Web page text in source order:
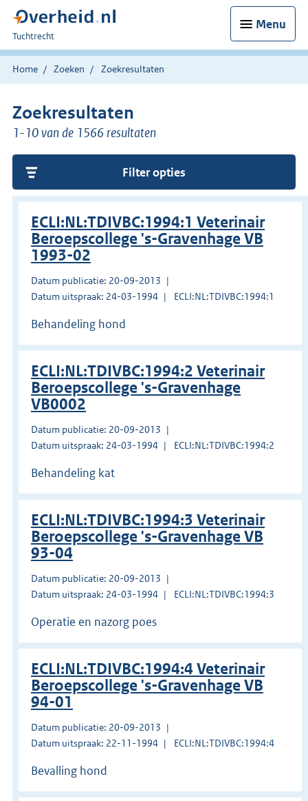
Menu
U
bent
hier:
Tuchtrecht
Home Zoeken Zoekresultaten
Zoekresultaten
1-10 van de 1566 resultaten
Filter opties
ECLI:NL:TDIVBC:1994:1 Veterinair
Beroepscollege 's-Gravenhage VB
1993-02
Datum publicatie: 20-09-2013
Datum uitspraak: 24-03-1994
ECLI:NL:TDIVBC:1994:1
Behandeling hond
ECLI:NL:TDIVBC:1994:2 Veterinair
Beroepscollege 's-Gravenhage
VB0002
Datum publicatie: 20-09-2013
Datum uitspraak: 24-03-1994
ECLI:NL:TDIVBC:1994:2
Behandeling kat
ECLI:NL:TDIVBC:1994:3 Veterinair
Beroepscollege 's-Gravenhage VB
93-04
Datum publicatie: 20-09-2013
Datum uitspraak: 24-03-1994
ECLI:NL:TDIVBC:1994:3
Operatie en nazorg poes
ECLI:NL:TDIVBC:1994:4 Veterinair
Beroepscollege 's-Gravenhage VB
94-01
Datum publicatie: 20-09-2013
Datum uitspraak: 22-11-1994
ECLI:NL:TDIVBC:1994:4
Bevalling hond